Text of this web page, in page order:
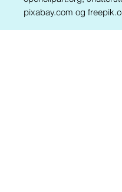
pixabay.com og